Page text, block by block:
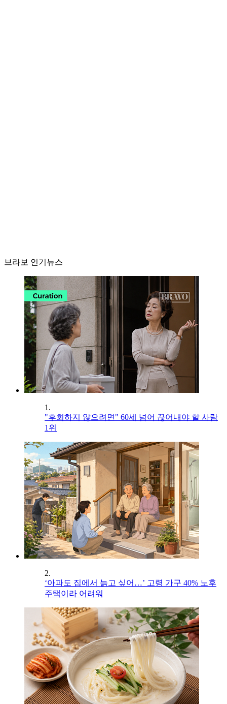
브라보 인기뉴스
1.
"후회하지 않으려면" 60세 넘어 끊어내야 할 사람
1위
2.
‘아파도 집에서 늙고 싶어…’ 고령 가구 40% 노후
주택이라 어려워